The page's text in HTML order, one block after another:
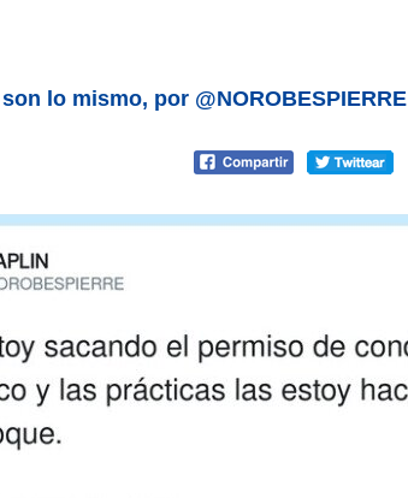
lo mismo, por @NOROBESPIERRE